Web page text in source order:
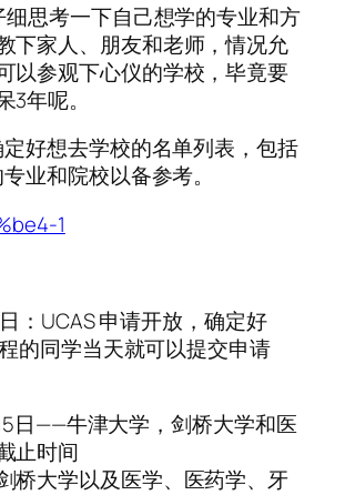
思考一下自己想学的专业和方
下家人、朋友和老师，情况允
以参观下心仪的学校，毕竟要
3年呢。
好想去学校的名单列表，包括
业和院校以备参考。
：UCAS 申请开放，确定好
的同学当天就可以提交申请
日——牛津大学，剑桥大学和医
止时间
桥大学以及医学、医药学、牙